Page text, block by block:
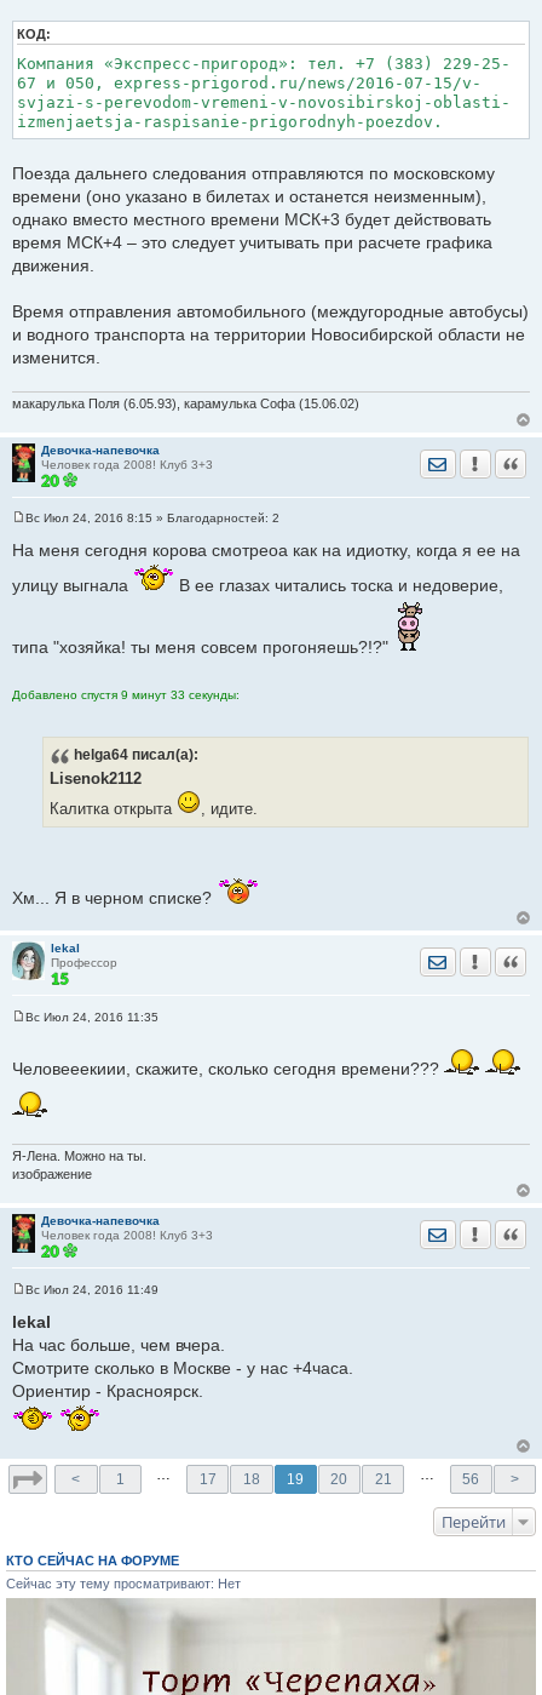
КОД:
Компания «Экспресс-пригород»: тел. +7 (383) 229-25-
67 и 050, express-prigorod.ru/news/2016-07-15/v-
svjazi-s-perevodom-vremeni-v-novosibirskoj-oblasti-
izmenjaetsja-raspisanie-prigorodnyh-poezdov.
Поезда дальнего следования отправляются по московскому
времени (оно указано в билетах и останется неизменным),
однако вместо местного времени МСК+3 будет действовать
время МСК+4 – это следует учитывать при расчете графика
движения.
Время отправления автомобильного (междугородные автобусы)
и водного транспорта на территории Новосибирской области не
изменится.
макарулька Поля (6.05.93), карамулька Софа (15.06.02)
Девочка-напевочка
Человек года 2008! Клуб 3+3
Отправить
о
щ
е
Вс Июл 24, 2016 8:15 » Благодарностей: 2
На меня сегодня корова смотреоа как на идиотку, когда я ее на
улицу выгнала
В ее глазах читались тоска и недоверие,
типа "хозяйка! ты меня совсем прогоняешь?!?"
Добавлено спустя 9 минут 33 секунды:
helga64 писал(а):
Lisenok2112
Калитка открыта
, идите.
Хм... Я в черном списке?
lekal
Профессор
Отправить
б
н
е
Вс Июл 24, 2016 11:35
Человееекиии, скажите, сколько сегодня времени???
Я-Лена. Можно на ты.
изображение
Девочка-напевочка
Человек года 2008! Клуб 3+3
Отправить
о
о
б
е
н
и
е
Вс Июл 24, 2016 11:49
lekal
На час больше, чем вчера.
Смотрите сколько в Москве - у нас +4часа.
Ориентир - Красноярск.
< 1 17 18 19 20 21 56 >
Перейти
КТО СЕЙЧАС НА ФОРУМЕ
Сейчас эту тему просматривают: Нет